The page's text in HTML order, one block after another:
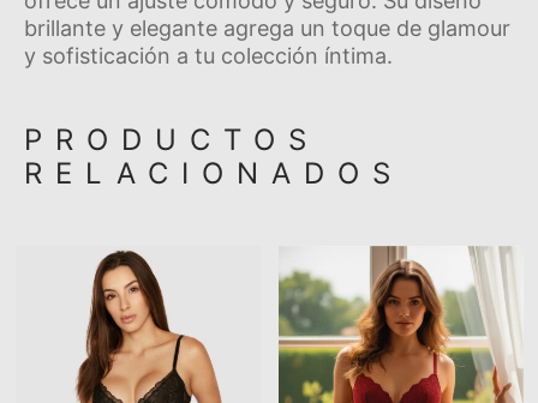
brillante y elegante agrega un toque de glamour
y sofisticación a tu colección í­ntima.
PRODUCTOS
RELACIONADOS